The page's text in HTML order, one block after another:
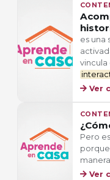
es una
vincula
Ver
Pero
Ver